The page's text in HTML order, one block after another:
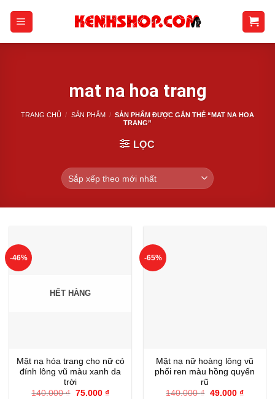
mat na hoa trang
TRANG CHỦ / SẢN PHẨM / SẢN PHẨM ĐƯỢC GẮN THẺ “MAT NA HOA
TRANG”
LỌC
-46%
HẾT HÀNG
Mặt nạ hóa trang cho nữ có
đính lông vũ màu xanh da
trời
140.000₫ Giá
75.000 ₫Giá
-65%
Mặt nạ nữ hoàng lông vũ
phối ren màu hồng quyến
rũ
140.000₫ Giá
49.000 ₫Giá